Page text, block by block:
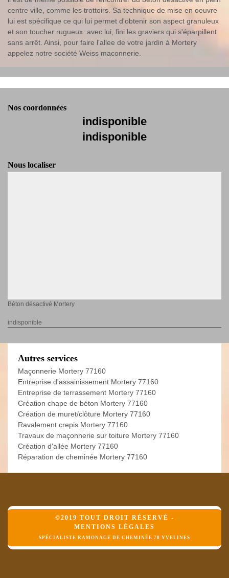
centre ville, comme les trottoirs. Sa technique de mise en oeuvre
lui est spécifique ce qui lui permet d'obtenir son aspect granuleux
et son toucher rugueux. avec lui, fini les graviers qui s'éparpillent
sans arrêt. Ainsi, pour faire l'allee de votre jardin à Mortery
appelez notre société Weiss maconnerie.
Nos coordonnées
indisponible
indisponible
Nous localiser
Béton désactivé Mortery
indisponible
Autres services
Maçonnerie Mortery 77160
Entreprise d'assainissement Mortery 77160
Entreprise de terrassement Mortery 77160
Création chape de béton Mortery 77160
Création de muret/clôture Mortery 77160
Ravalement crepis Mortery 77160
Travaux de maçonnerie sur toiture Mortery 77160
Création d'allée Mortery 77160
Réparation de cheminée Mortery 77160
©2019 TOUT DROIT RÉSERVÉ -
MENTIONS LÉGALES
SPÉCIALISTE RAMONAGE DE CHEMINÉE 78 YVELINES